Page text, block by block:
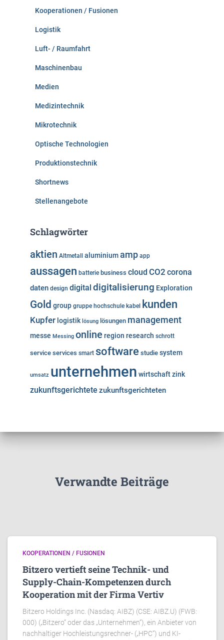
Kooperationen / Fusionen
Logistik
Luft- / Raumfahrt
Maschinenbau
Medien
Medizintechnik
Mikrotechnik
Optische Technologien
Produktionstechnik
Shortnews
Stellenangebote
Schlagwörter
aktien Altmetall aluminiumamp app
aussagen batterie business cloud CO2 corona
daten design digital digitalisierung Exploration
Gold group gruppe hochschule kabel kunden
Kupfer logistik lösung lösungen management
messe Messing online region research schrott
service services smart software studie system
umsatz unternehmen wirtschaftzink
zukunftsgerichtete zukunftsgerichteten
Verwandte Beiträge
KOOPERATIONEN / FUSIONEN
Bitzero vertieft seine Technik- und
Supply-Chain-Kompetenzen durch
Kooperation mit der Firma Vertiv
Bitzero Holdings Inc. (Nasdaq: AIBZ) (CSE: AIBZ.U) (FWB:
000) („Bitzero“ oder das „Unternehmen“), ein Anbieter von
nachhaltiger Hochleistungsrechner- („HPC“) und KI-